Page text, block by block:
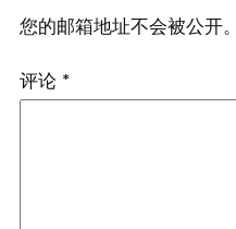
您的邮箱地址不会被公开。
评论 *